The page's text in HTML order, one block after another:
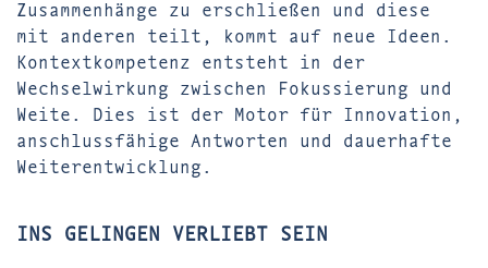
Zusammenhänge zu erschließen und diese
mit anderen teilt, kommt auf neue Ideen.
Kontextkompetenz entsteht in der
Wechselwirkung zwischen Fokussierung und
Weite. Dies ist der Motor für Innovation,
anschlussfähige Antworten und dauerhafte
Weiterentwicklung.
INS GELINGEN VERLIEBT SEIN